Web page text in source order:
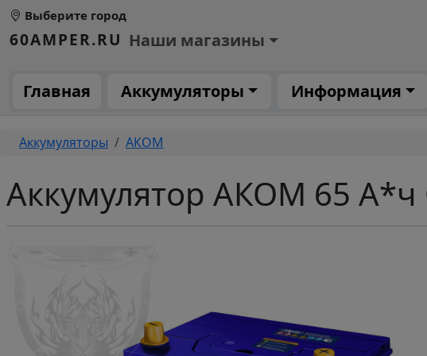
Перейти к основному содержанию
Выберите город
60AMPER.RU Основное меню 1
Наши магазины
Главная Аккумуляторы Информация
Строка навигации
Аккумуляторы АКОМ
Аккумулятор АКОМ 65